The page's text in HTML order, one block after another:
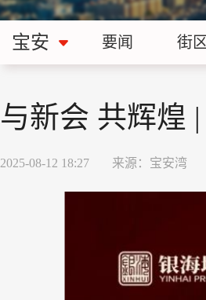
宝安 要闻 街区
与新会 共辉煌
2025-08-12 18:27 来源： 宝安湾